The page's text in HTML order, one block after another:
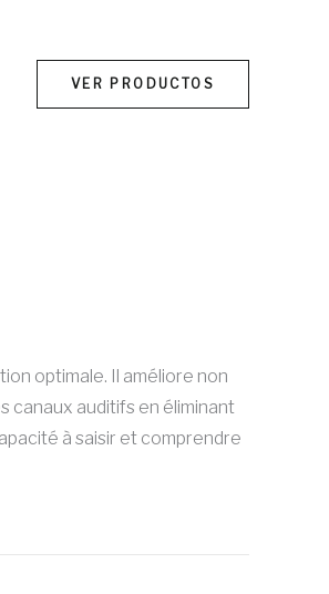
VER PRODUCTOS
optimale. Il améliore non
canaux auditifs en éliminant
à saisir et comprendre